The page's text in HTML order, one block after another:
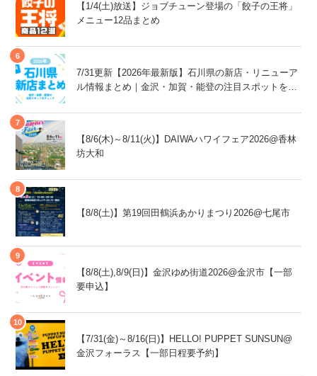
【1/4(土)放送】ジョブチューン登場の「餃子の王将」
メニュー12品まとめ
7/31更新【2026年最新版】石川県の新店・リニューア
ル情報まとめ｜金沢・加賀・能登の注目スポットをチ
【8/6(木)～8/11(火)】DAIWAハワイフェア2026@香林
坊大和
【8/8(土)】第19回田鶴浜あかりまつり2026@七尾市
【8/8(土),8/9(日)】金沢ゆめ街道2026@金沢市【一部
要申込】
【7/31(金)～8/16(日)】HELLO! PUPPET SUNSUN@
金沢フォーラス【一部日程要予約】